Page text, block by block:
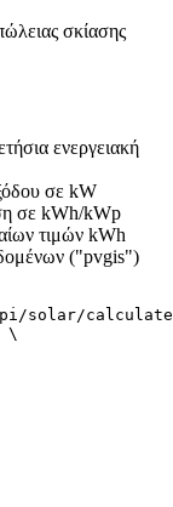
σκίασης
ενεργειακή
σε kW
σε kWh/kWp
τιμών kWh
("pvgis")
solar/
\